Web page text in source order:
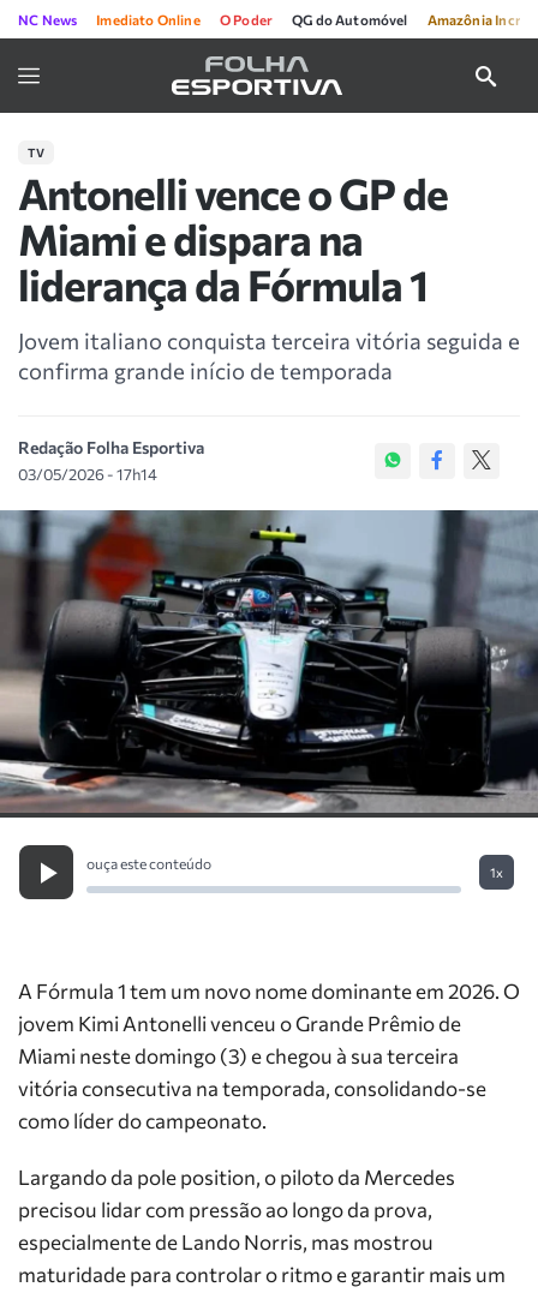
NC News Imediato Online O Poder QG do Automóvel Amazônia
TV
Antonelli vence o GP de
Miami e dispara na
liderança da Fórmula 1
Jovem italiano conquista terceira vitória seguida e
confirma grande início de temporada
Redação Folha Esportiva
03/05/2026 - 17h14
ouça este conteúdo
1x
A Fórmula 1 tem um novo nome dominante em 2026. O
jovem Kimi Antonelli venceu o Grande Prêmio de
Miami neste domingo (3) e chegou à sua terceira
vitória consecutiva na temporada, consolidando-se
como líder do campeonato.
Largando da pole position, o piloto da Mercedes
precisou lidar com pressão ao longo da prova,
especialmente de Lando Norris, mas mostrou
maturidade para controlar o ritmo e garantir mais um